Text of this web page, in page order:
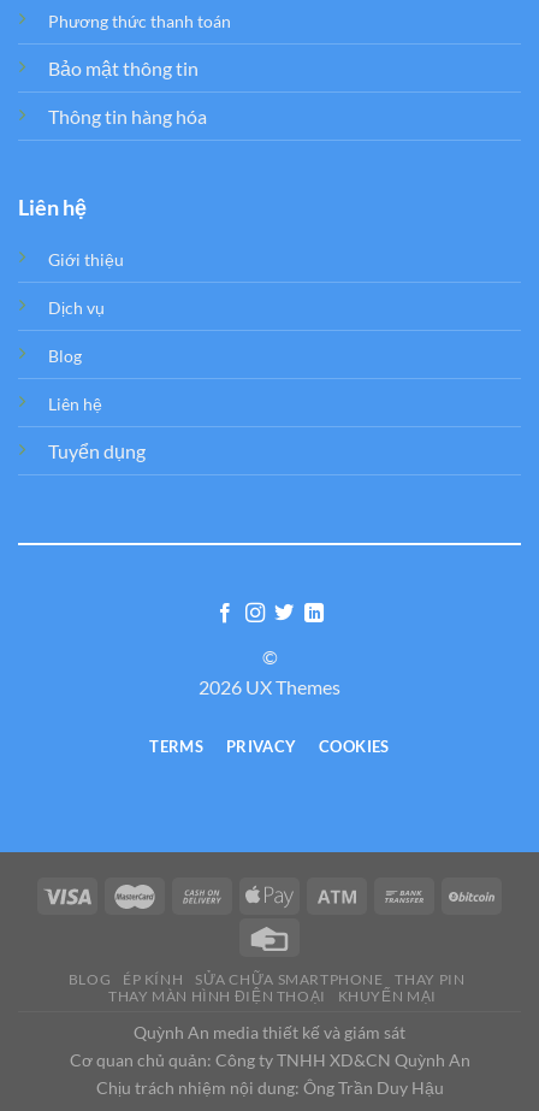
Phương thức thanh toán
Bảo mật thông tin
Thông tin hàng hóa
Liên hệ
Giới thiệu
Dịch vụ
Blog
Liên hệ
Tuyển dụng
©
2026 UX Themes
TERMS PRIVACY COOKIES
BLOG ÉP KÍNH SỬA CHỮA SMARTPHONE
THAY PIN
THAY MÀN HÌNH ĐIỆN THOẠI
KHUYẾN MẠI
Quỳnh An media thiết kế và giám sát
Cơ quan chủ quản: Công ty TNHH XD&CN Quỳnh An
Chịu trách nhiệm nội dung: Ông Trần Duy Hậu